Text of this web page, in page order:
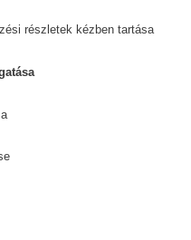
részletek kézben tartása